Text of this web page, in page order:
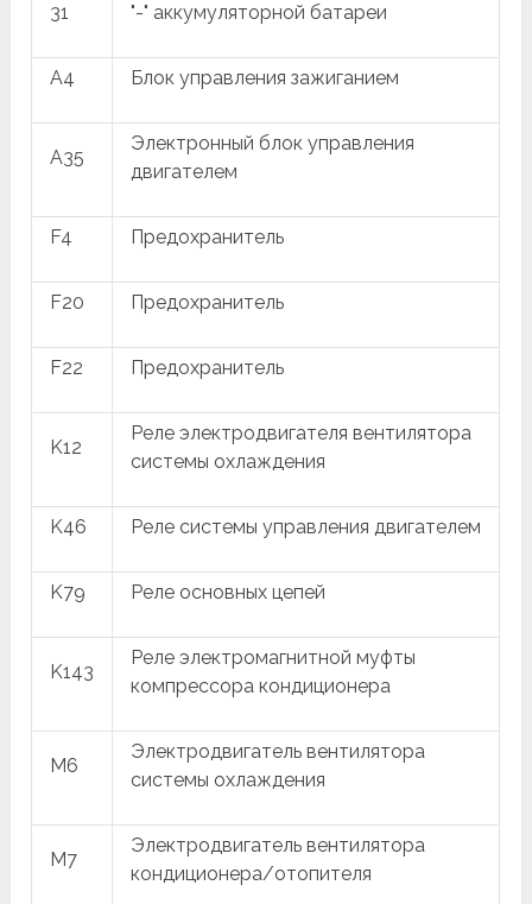
31 "-" аккумуляторной батареи
A4 Блок управления зажиганием
A35
Электронный блок управления
двигателем
F4 Предохранитель
F20 Предохранитель
F22 Предохранитель
K12
Реле электродвигателя вентилятора
системы охлаждения
K46 Реле системы управления двигателем
K79 Реле основных цепей
K143
Реле электромагнитной муфты
компрессора кондиционера
M6
Электродвигатель вентилятора
системы охлаждения
M7
Электродвигатель вентилятора
кондиционера/отопителя